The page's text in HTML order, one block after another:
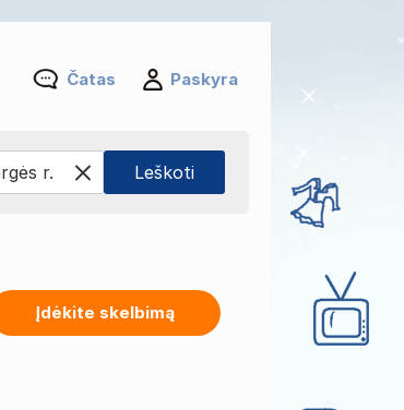
Čatas Paskyra
Įdėkite skelbimą